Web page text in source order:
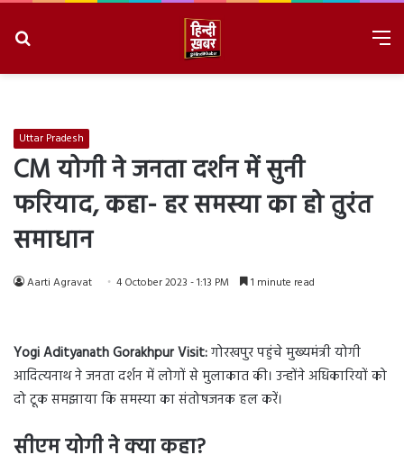
Uttar Pradesh
CM योगी ने जनता दर्शन में सुनी
फरियाद, कहा- हर समस्या का हो तुरंत
समाधान
Aarti Agravat 4 October 2023 - 1:13 PM 1 minute read
Yogi Adityanath Gorakhpur Visit:गोरखपुर पहुंचे मुख्यमंत्री योगी
आदित्यनाथ ने जनता दर्शन में लोगों से मुलाकात की। उन्होंने अधिकारियों को
दो टूक समझाया कि समस्या का संतोषजनक हल करें।
सीएम योगी ने क्या कहा?